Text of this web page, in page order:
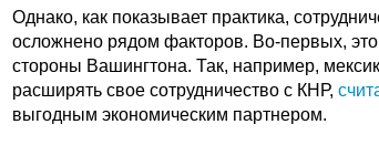
Однако, как показывает практика,
осложнено рядом факторов. Во-первых,
стороны Вашингтона. Так, например,
расширять свое сотрудничество с КНР,
выгодным экономическим партнером.